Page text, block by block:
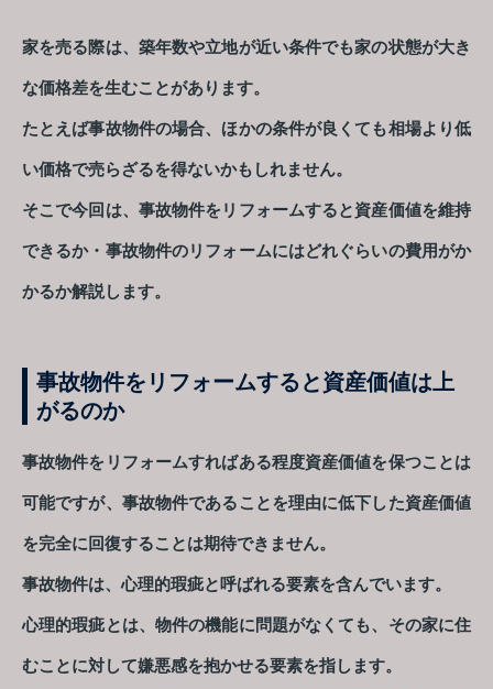
家を売る際は、築年数や立地が近い条件でも家の状態が大き
な価格差を生むことがあります。
たとえば事故物件の場合、ほかの条件が良くても相場より低
い価格で売らざるを得ないかもしれません。
そこで今回は、事故物件をリフォームすると資産価値を維持
できるか・事故物件のリフォームにはどれぐらいの費用がか
かるか解説します。
事故物件をリフォームすると資産価値は上
がるのか
事故物件をリフォームすればある程度資産価値を保つことは
可能ですが、事故物件であることを理由に低下した資産価値
を完全に回復することは期待できません。
事故物件は、心理的瑕疵と呼ばれる要素を含んでいます。
心理的瑕疵とは、物件の機能に問題がなくても、その家に住
むことに対して嫌悪感を抱かせる要素を指します。